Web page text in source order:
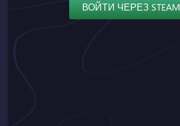
ВОЙТИ ЧЕРЕЗ STEAM